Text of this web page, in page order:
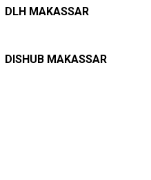
DLH MAKASSAR
Belanja Pemerintah Bisa
DISHUB MAKASSAR
Pete-pete Laut Makassar